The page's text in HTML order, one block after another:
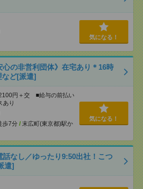
気になる！
心の非営利団体》在宅あり＊16時
など[派遣]
円＋交 ■給与の前払い
あり
歩7分 / 末広町(東京都)駅か
気になる！
話なし／ゆったり9:50出社！こつ
遣]